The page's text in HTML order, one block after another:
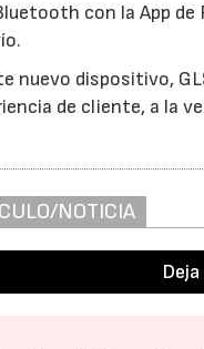
con la App de
nuevo dispositivo,
de cliente, a la
NOTICIA